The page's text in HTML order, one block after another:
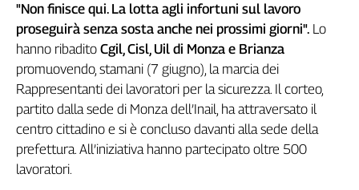
Inca
Caaf
Speciali
G8
di
Genova,
il
sangue
"Non finisce qui. La lotta agli infortuni sul lavoro
proseguirà senza sosta anche nei prossimi giorni". Lo
hanno ribadito Cgil, Cisl, Uil di Monza e Brianza
promuovendo, stamani (7 giugno), la marcia dei
Rappresentanti dei lavoratori per la sicurezza. Il corteo,
partito dalla sede di Monza dell’Inail, ha attraversato il
centro cittadino e si è concluso davanti alla sede della
prefettura. All’iniziativa hanno partecipato oltre 500
lavoratori.